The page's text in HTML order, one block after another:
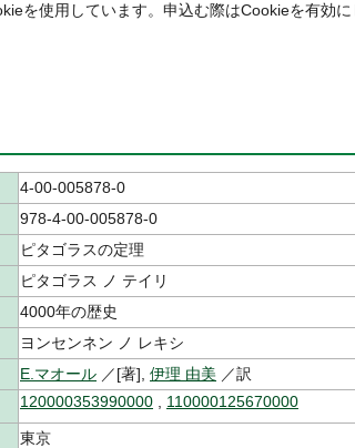
を使用しています。申込む際はCookieを有効に
4-00-005878-0
978-4-00-005878-0
ピタゴラスの定理
ピタゴラス ノ テイリ
4000年の歴史
ヨンセンネン ノ レキシ
E.マオール ／[著], 伊理 由美 ／訳
120000353990000 110000125670000
東京